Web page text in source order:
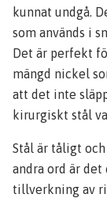
kunnat undgå.
som används i
Det är perfekt
mängd nickel
att det inte
kirurgiskt stål
Stål är tåligt
andra ord är
tillverkning av